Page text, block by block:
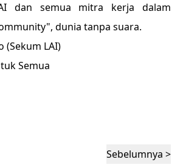
dan semua mitra kerja dalam
dunia tanpa suara.
(Sekum LAI)
Semua
Sebelumnya >